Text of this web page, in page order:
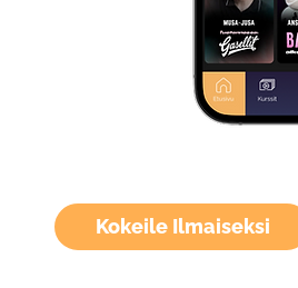
Kokeile Ilmaiseksi